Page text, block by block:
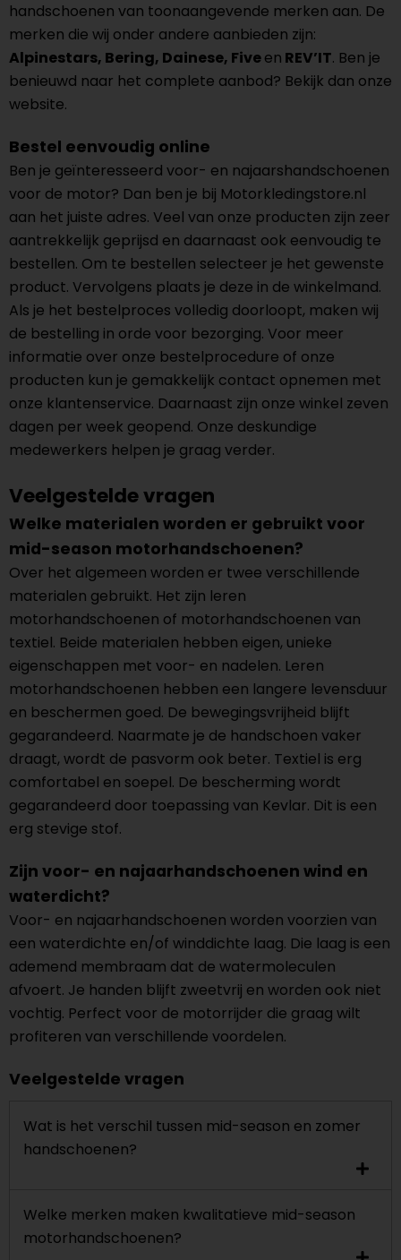
handschoenen van toonaangevende merken aan. De
merken die wij onder andere aanbieden zijn:
Alpinestars, Bering, Dainese, Fiveen REV’IT. Ben je
benieuwd naar het complete aanbod? Bekijk dan onze
website.
Bestel eenvoudig online
Ben je geïnteresseerd voor- en najaarshandschoenen
voor de motor? Dan ben je bij Motorkledingstore.nl
aan het juiste adres. Veel van onze producten zijn zeer
aantrekkelijk geprijsd en daarnaast ook eenvoudig te
bestellen. Om te bestellen selecteer je het gewenste
product. Vervolgens plaats je deze in de winkelmand.
Als je het bestelproces volledig doorloopt, maken wij
de bestelling in orde voor bezorging. Voor meer
informatie over onze bestelprocedure of onze
producten kun je gemakkelijk contact opnemen met
onze klantenservice. Daarnaast zijn onze winkel zeven
dagen per week geopend. Onze deskundige
medewerkers helpen je graag verder.
Veelgestelde vragen
Welke materialen worden er gebruikt voor
mid-season motorhandschoenen?
Over het algemeen worden er twee verschillende
materialen gebruikt. Het zijn leren
motorhandschoenen of motorhandschoenen van
textiel. Beide materialen hebben eigen, unieke
eigenschappen met voor- en nadelen. Leren
motorhandschoenen hebben een langere levensduur
en beschermen goed. De bewegingsvrijheid blijft
gegarandeerd. Naarmate je de handschoen vaker
draagt, wordt de pasvorm ook beter. Textiel is erg
comfortabel en soepel. De bescherming wordt
gegarandeerd door toepassing van Kevlar. Dit is een
erg stevige stof.
Zijn voor- en najaarhandschoenen wind en
waterdicht?
Voor- en najaarhandschoenen worden voorzien van
een waterdichte en/of winddichte laag. Die laag is een
ademend membraam dat de watermoleculen
afvoert. Je handen blijft zweetvrij en worden ook niet
vochtig. Perfect voor de motorrijder die graag wilt
profiteren van verschillende voordelen.
Veelgestelde vragen
Wat is het verschil tussen mid-season en zomer
handschoenen?
Welke merken maken kwalitatieve mid-season
motorhandschoenen?